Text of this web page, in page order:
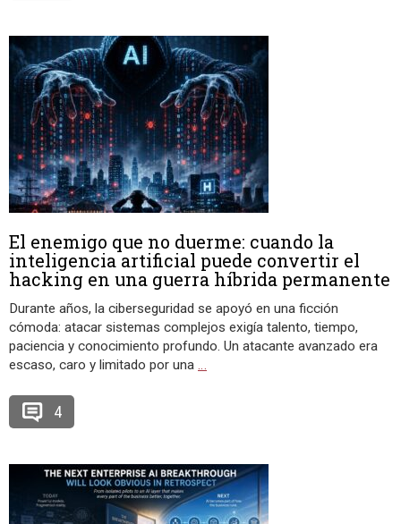
El enemigo que no duerme: cuando la
inteligencia artificial puede convertir el
hacking en una guerra híbrida permanente
Durante años, la ciberseguridad se apoyó en una ficción
cómoda: atacar sistemas complejos exigía talento, tiempo,
paciencia y conocimiento profundo. Un atacante avanzado era
escaso, caro y limitado por una …
4